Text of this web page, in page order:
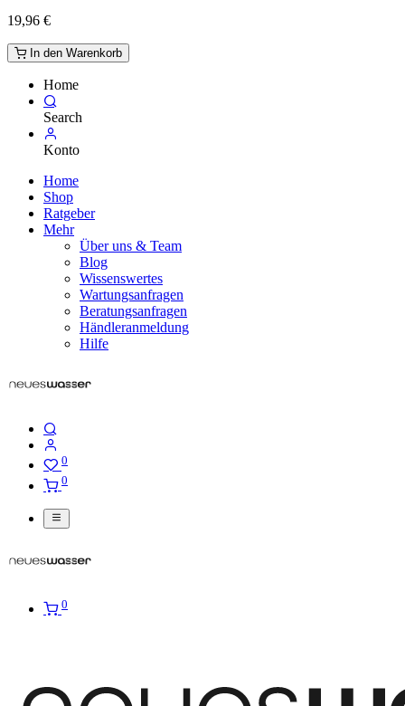
19,96 €
In den Warenkorb
Home
Search
Konto
Home
Shop
Ratgeber
Mehr
Über uns & Team
Blog
Wissenswertes
Wartungsanfragen
Beratungsanfragen
Händleranmeldung
Hilfe
0
0
0